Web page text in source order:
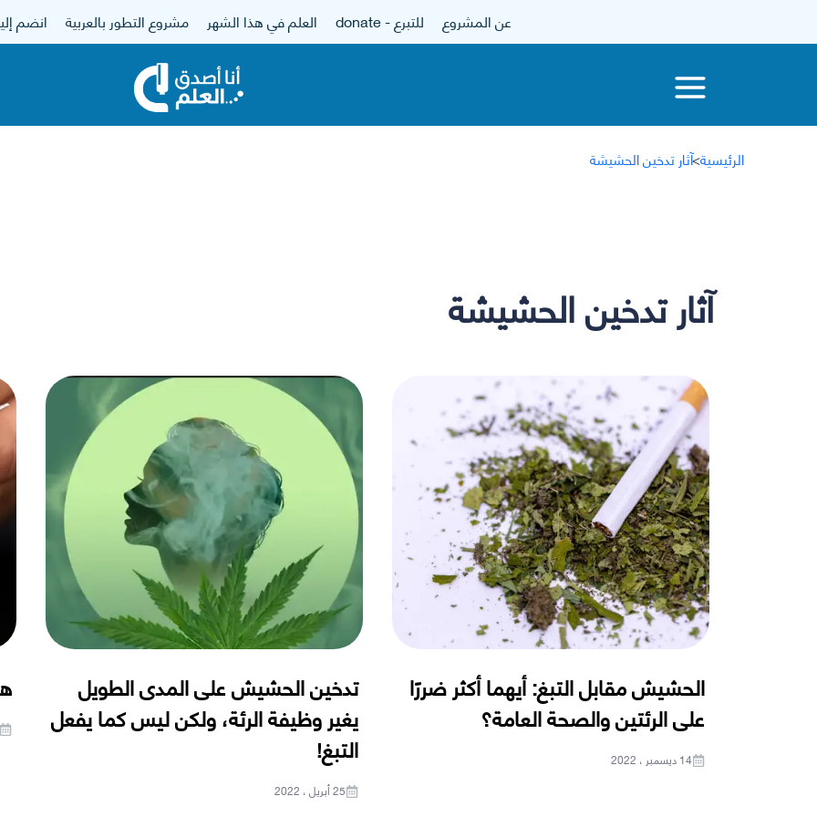
عن المشروع للتبرع - donate العلم في هذا الشهر مشروع التطور بالعربية انضم
الرئيسية>آثار تدخين الحشيشة
آثار تدخين الحشيشة
الحشيش مقابل التبغ: أيهما أكثر ضررًا
على الرئتين والصحة العامة؟
14 ديسمبر ، 2022
تدخين الحشيش على المدى الطويل
يغير وظيفة الرئة، ولكن ليس كما يفعل
التبغ!
25 أبريل ، 2022